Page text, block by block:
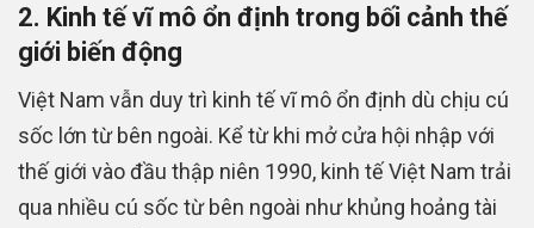
2. Kinh tế vĩ mô ổn định trong bối cảnh thế
giới biến động
Việt Nam vẫn duy trì kinh tế vĩ mô ổn định dù chịu cú
sốc lớn từ bên ngoài. Kể từ khi mở cửa hội nhập với
thế giới vào đầu thập niên 1990, kinh tế Việt Nam trải
qua nhiều cú sốc từ bên ngoài như khủng hoảng tài